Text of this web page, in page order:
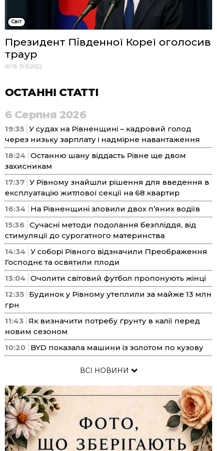
Cвіт
Президент Південної Кореї оголосив
траур
00:19, 31.10.2022
ОСТАННІ СТАТТІ
6 Серпня 2026
19:35 У судах на Рівненщині – кадровий голод
через низьку зарплату і надмірне навантаження
18:24 Останню шану віддасть Рівне ще двом
захисникам
17:37 У Рівному знайшли рішення для введення в
експлуатацію житлової секції на 68 квартир
16:34
На Рівненщині зловили двох п’яних водіїв
15:36 Сучасні методи подолання безпліддя, від
стимуляції до сурогатного материнства
14:34 У соборі Рівного відзначили Преображення
Господнє та освятили плоди
13:04 Очолити світовий футбол пропонують жінці
12:35 Будинок у Рівному утеплили за майже 13 млн
грн
11:43 Як визначити потребу ґрунту в калії перед
новим сезоном
10:20
BYD показала машини із золотом по кузову
ВСІ НОВИНИ